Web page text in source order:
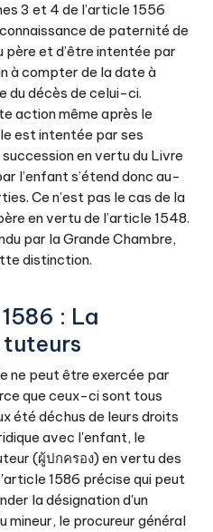
3 et 4 de l’article 1556
de paternité de
père et d’être intentée par
à compter de la date à
du décès de celui-ci.
action même après le
est intentée par ses
en vertu du Livre
l’enfant s’étend donc au-
Ce n’est pas le cas de la
en vertu de l’article 1548.
par la Grande Chambre,
distinction.
: La
ne peut être exercée par
que ceux-ci sont tous
été déchus de leurs droits
avec l'enfant, le
(ผู้ปกครอง) en vertu des
1586 précise qui peut
la désignation d'un
mineur, le procureur général